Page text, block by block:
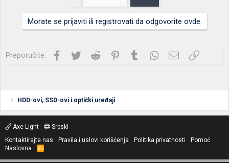
Morate se prijaviti ili registrovati da odgovorite ovde.
Preporučite: Facebook
Twitter Reddit PinterestTumblrWhatsApp
Imejl Link
HDD-ovi, SSD-ovi i optički uređaji
Axe Light
Srpski
Kontaktirajte nas
Pravila i uslovi korišćenja Politika privatnosti
Pomoć
Naslovna
R
S